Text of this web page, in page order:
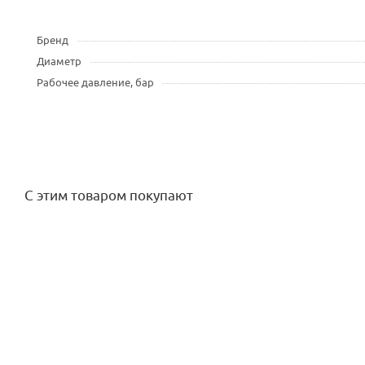
Бренд
Диаметр
Рабочее давление, бар
С этим товаром покупают